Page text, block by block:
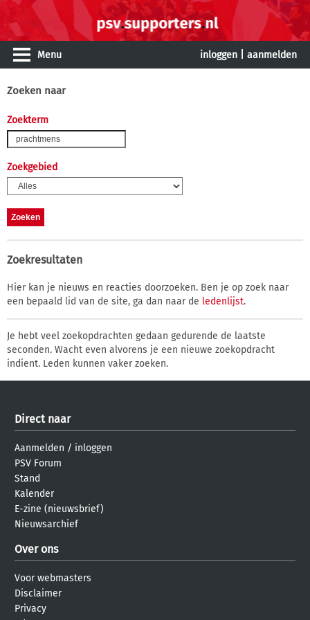
Menu inloggen aanmelden
Zoeken naar
Zoekterm
Zoekgebied
Zoekresultaten
Hier kan je nieuws en reacties doorzoeken. Ben je op zoek naar
een bepaald lid van de site, ga dan naar de ledenlijst.
Je hebt veel zoekopdrachten gedaan gedurende de laatste
seconden. Wacht even alvorens je een nieuwe zoekopdracht
indient. Leden kunnen vaker zoeken.
Direct naar
Aanmelden / inloggen
PSV Forum
Stand
Kalender
E-zine (nieuwsbrief)
Nieuwsarchief
Over ons
Voor webmasters
Disclaimer
Privacy